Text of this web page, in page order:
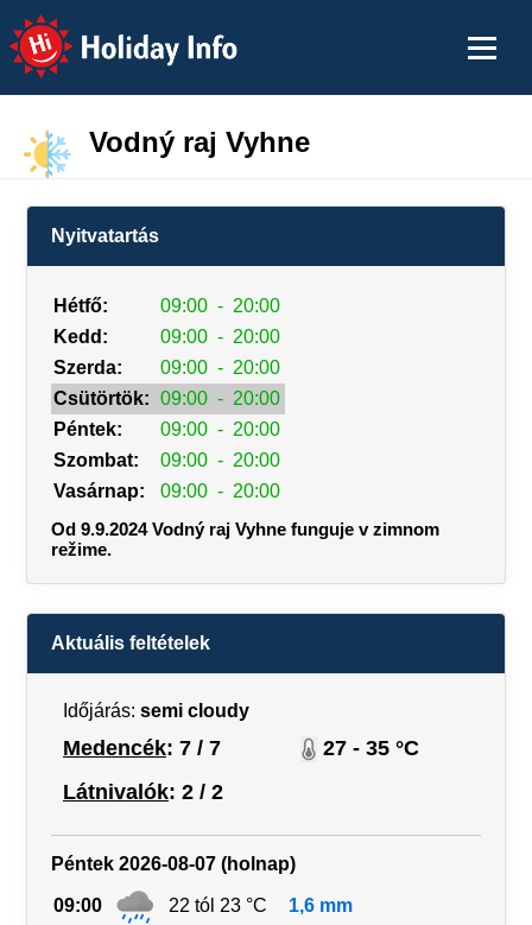
Holiday Info
Vodný raj Vyhne
Nyitvatartás
Hétfő: 09:00 - 20:00
Kedd:
09:00 - 20:00
Szerda:
09:00 - 20:00
Csütörtök: 09:00 - 20:00
Péntek:
09:00 - 20:00
Szombat:
09:00 - 20:00
Vasárnap:
09:00 - 20:00
Od 9.9.2024 Vodný raj Vyhne funguje v zimnom
režime.
Aktuális feltételek
Időjárás: semi cloudy
Medencék: 7 / 7
27 - 35 °C
Látnivalók: 2 / 2
Péntek 2026-08-07 (holnap)
09:00 22 tól 23 °C 1,6 mm